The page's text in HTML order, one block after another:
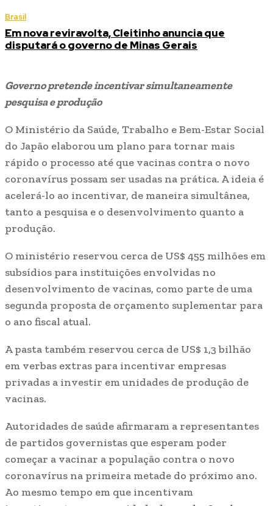
Brasil
Em nova reviravolta, Cleitinho anuncia que
disputará o governo de Minas Gerais
Governo pretende incentivar simultaneamente
pesquisa e produção
O Ministério da Saúde, Trabalho e Bem-Estar Social
do Japão elaborou um plano para tornar mais
rápido o processo até que vacinas contra o novo
coronavírus possam ser usadas na prática. A ideia é
acelerá-lo ao incentivar, de maneira simultânea,
tanto a pesquisa e o desenvolvimento quanto a
produção.
O ministério reservou cerca de US$ 455 milhões em
subsídios para instituições envolvidas no
desenvolvimento de vacinas, como parte de uma
segunda proposta de orçamento suplementar para
o ano fiscal atual.
A pasta também reservou cerca de US$ 1,3 bilhão
em verbas extras para incentivar empresas
privadas a investir em unidades de produção de
vacinas.
Autoridades de saúde afirmaram a representantes
de partidos governistas que esperam poder
começar a vacinar a população contra o novo
coronavírus na primeira metade do próximo ano.
Ao mesmo tempo em que incentivam